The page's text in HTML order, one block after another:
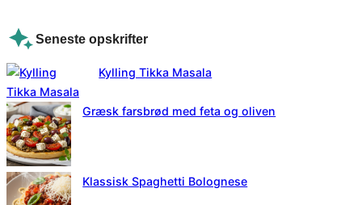
Seneste opskrifter
Kylling Tikka Masala
Græsk farsbrød med feta og oliven
Klassisk Spaghetti Bolognese